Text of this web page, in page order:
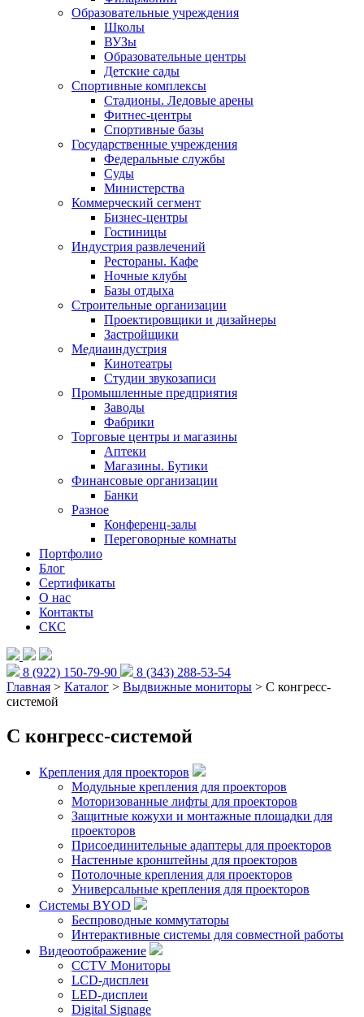
Образовательные учреждения
Школы
ВУЗы
Образовательные центры
Детские сады
Спортивные комплексы
Стадионы. Ледовые арены
Фитнес-центры
Спортивные базы
Государственные учреждения
Федеральные службы
Суды
Министерства
Коммерческий сегмент
Бизнес-центры
Гостиницы
Индустрия развлечений
Рестораны. Кафе
Ночные клубы
Базы отдыха
Строительные организации
Проектировщики и дизайнеры
Застройщики
Медиаиндустрия
Кинотеатры
Студии звукозаписи
Промышленные предприятия
Заводы
Фабрики
Торговые центры и магазины
Аптеки
Магазины. Бутики
Финансовые организации
Банки
Разное
Конференц-залы
Переговорные комнаты
Портфолио
Блог
Сертификаты
О нас
Контакты
СКС
8 (922) 150-79-90
8 (343) 288-53-54
Главная > Каталог > Выдвижные мониторы > С конгресс-
системой
С конгресс-системой
Крепления для проекторов
Модульные крепления для проекторов
Моторизованные лифты для проекторов
Защитные кожухи и монтажные площадки для
проекторов
Присоединительные адаптеры для проекторов
Настенные кронштейны для проекторов
Потолочные крепления для проекторов
Универсальные крепления для проекторов
Системы BYOD
Беспроводные коммутаторы
Интерактивные системы для совместной работы
Видеоотображение
CCTV Мониторы
LCD-дисплеи
LED-дисплеи
Digital Signage